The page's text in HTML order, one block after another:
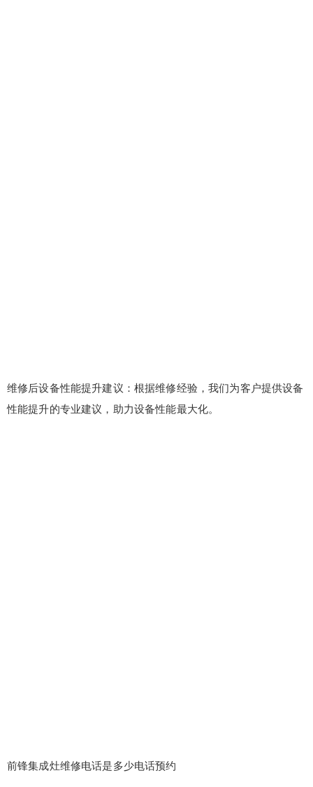
维修后设备性能提升建议：根据维修经验，我们为客户提供设备
性能提升的专业建议，助力设备性能最大化。
前锋集成灶维修电话是多少电话预约